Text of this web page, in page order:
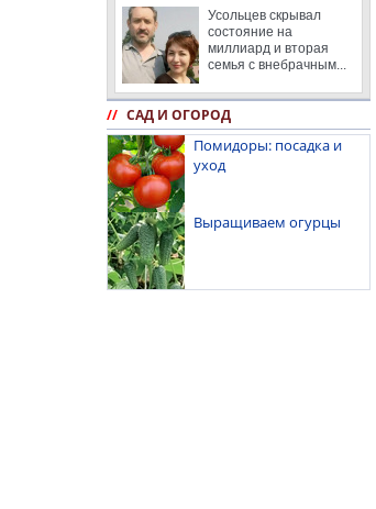
Усольцев скрывал
состояние на
миллиард и вторая
семья с внебрачным...
// САД И ОГОРОД
Помидоры: посадка и
уход
Выращиваем огурцы